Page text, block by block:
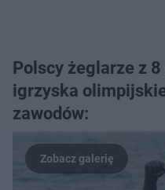
Polscy żeglarze z
igrzyska
zawodów: